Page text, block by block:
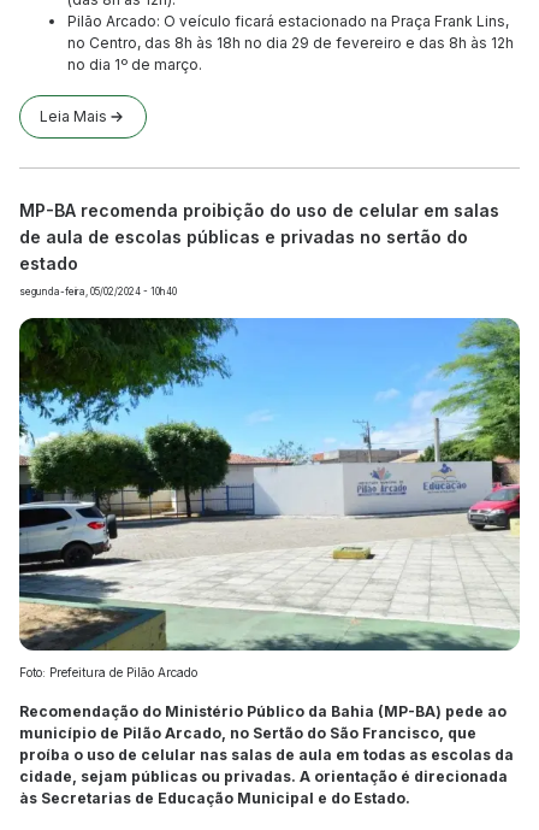
Pilão Arcado: O veículo ficará estacionado na Praça Frank Lins,
no Centro, das 8h às 18h no dia 29 de fevereiro e das 8h às 12h
no dia 1º de março.
Leia Mais
MP-BA recomenda proibição do uso de celular em salas
de aula de escolas públicas e privadas no sertão do
estado
segunda-feira, 05/02/2024 - 10h40
Foto: Prefeitura de Pilão Arcado
Recomendação do Ministério Público da Bahia (MP-BA) pede ao
município de Pilão Arcado, no Sertão do São Francisco, que
proíba o uso de celular nas salas de aula em todas as escolas da
cidade, sejam públicas ou privadas. A orientação é direcionada
às Secretarias de Educação Municipal e do Estado.